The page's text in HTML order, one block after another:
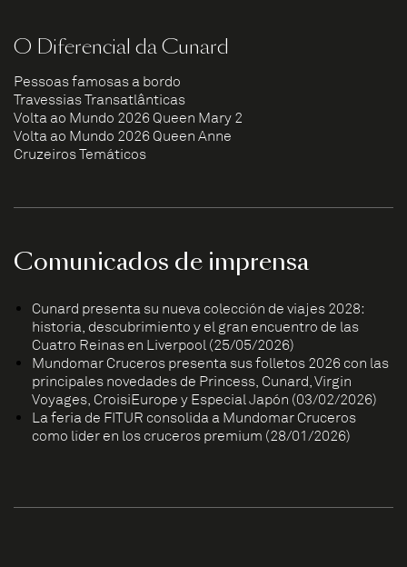
O Diferencial da Cunard
Pessoas famosas a bordo
Travessias Transatlânticas
Volta ao Mundo 2026 Queen Mary 2
Volta ao Mundo 2026 Queen Anne
Cruzeiros Temáticos
Comunicados de imprensa
Cunard presenta su nueva colección de viajes 2028:
historia, descubrimiento y el gran encuentro de las
Cuatro Reinas en Liverpool (25/05/2026)
Mundomar Cruceros presenta sus folletos 2026 con las
principales novedades de Princess, Cunard, Virgin
Voyages, CroisiEurope y Especial Japón (03/02/2026)
La feria de FITUR consolida a Mundomar Cruceros
como líder en los cruceros premium (28/01/2026)